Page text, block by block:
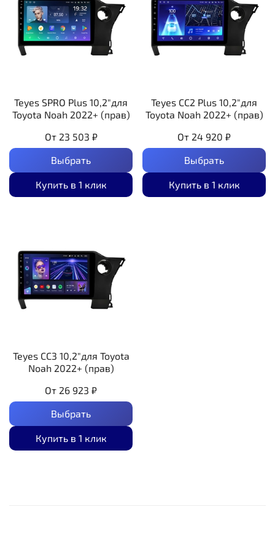
Teyes SPRO Plus 10,2"для
Toyota Noah 2022+ (прав)
От 23 503 ₽
Выбрать
Купить в 1 клик
Teyes CC2 Plus 10,2"для
Toyota Noah 2022+ (прав)
От 24 920 ₽
Выбрать
Купить в 1 клик
Teyes CC3 10,2"для Toyota
Noah 2022+ (прав)
От 26 923 ₽
Выбрать
Купить в 1 клик